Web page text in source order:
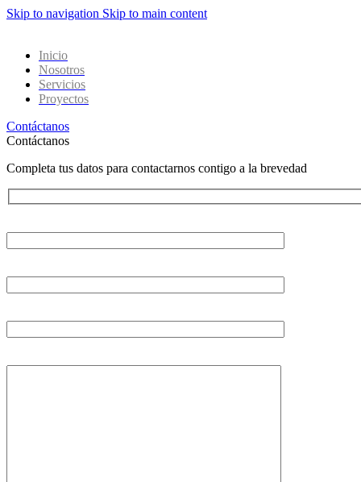
Skip to navigation Skip to main content
Inicio
Nosotros
Servicios
Proyectos
Contáctanos
Contáctanos
Completa tus datos para contactarnos contigo a la brevedad